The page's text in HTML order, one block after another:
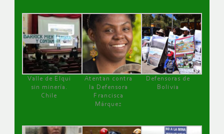
Valle de Elqui
sin minería.
Chile
Atentan contra
la Defensora
Francisca
Márquez
Defensoras de
Bolivia